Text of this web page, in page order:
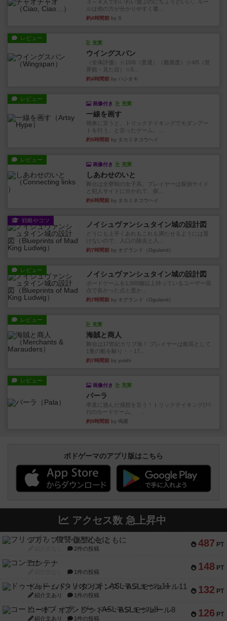
３～４人でわいわい遊ぶのにちょうどいい。ルー
ルは他の方が分かりやすく書...
約4時間前 by S
レビュー
充実
ウイングスパン
（全体評価）☆10/6（普通）（難易度）☆4/5（世
界観・見た目）☆5...
約4時間前 by ハシオキ
レビュー
画像付き 充実
一線を画す
簡単に言うと、トリックテイキングでモダンアー
トを行う、と言ったゲーム。...
約5時間前 by タカミネコウヘイ
レビュー
画像付き 充実
しあわせのいと
舞台は全寮制の女子高。プレイヤーは探偵サイド
と犯人サイドに分かれて、探...
約6時間前 by タカミネコウヘイ
戦略やコツ ノイシュヴァンシュタイン城の設計図
どうにも上手くあれもこれも満たせるようには置
けないので、入口の除去と入...
約7時間前 by オグランド（Oguland）
レビュー ノイシュヴァンシュタイン城の設計図
ボードゲームを1,000個以上持っているユーザー視
点で良かった点と悪か...
約7時間前 by オグランド（Oguland）
レビュー
充実
海賊と商人
舞台は17世紀カリブ海！ プレイヤーは船長として
1隻の船を駆り・・17...
約7時間前 by yuishi
レビュー
画像付き 充実
パーラ
率直に遊んだ感想を言う！トリックテイキング(ﾄﾘ
ﾃ)のカードゲーム。 ...
約9時間前 by 鳴屋
ボドゲーマのアプリ版はこちら
アクセス数 急上昇中
487 PT
フリップ７：復讐心とともに
2件の投稿
148 PT
コンテナ
1件の投稿
132 PT
ドゥームド・バタリオンズ：ASLモジュール11
紹介文あり 1件の投稿
126 PT
コード・オブ・ブシドー：ASLモジュール8
紹介文あり 1件の投稿